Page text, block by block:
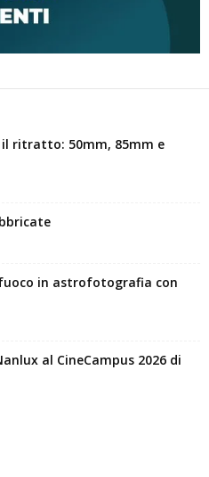
ritratto: 50mm, 85mm e
in astrofotografia con
al CineCampus 2026 di